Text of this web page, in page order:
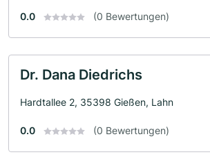
0.0 (0 Bewertungen)
Dr. Dana Diedrichs
Hardtallee 2, 35398 Gießen, Lahn
0.0 (0 Bewertungen)